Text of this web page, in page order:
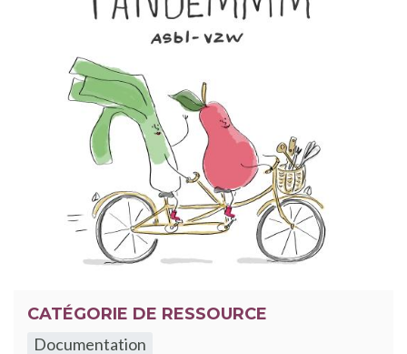
CATÉGORIE DE RESSOURCE
Documentation